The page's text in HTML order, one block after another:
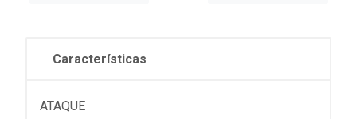
Características
ATAQUE